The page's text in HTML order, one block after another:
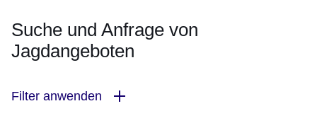
Suche und Anfrage von
Jagdangeboten
Filter anwenden